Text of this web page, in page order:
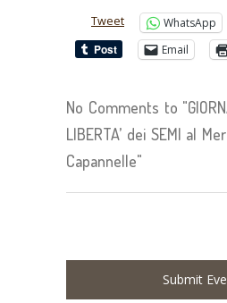
Tweet
WhatsApp
Email
No Comments to
LIBERTA’ dei SEMI al
Capannelle"
Submit